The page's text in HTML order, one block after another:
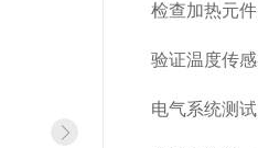
检查加热元
验证温度传
电气系统测试